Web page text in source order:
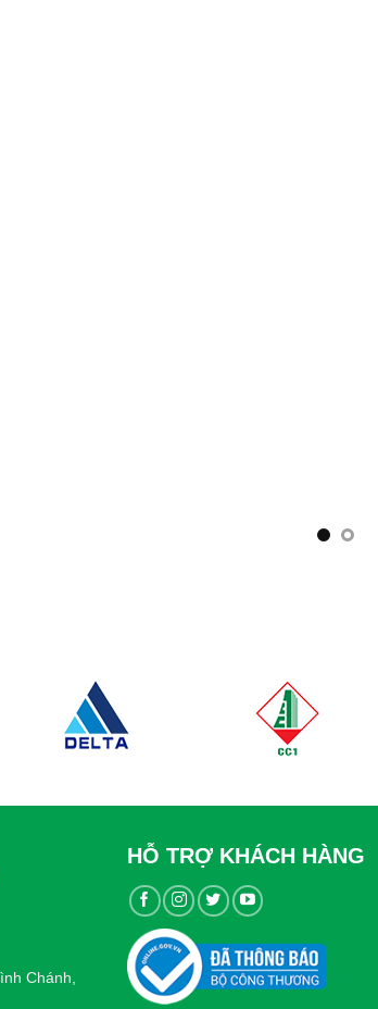
Chánh,
HỖ TRỢ KHÁCH HÀNG